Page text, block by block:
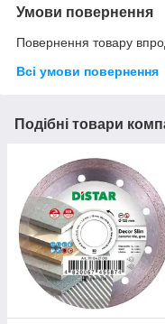
Умови повернення
Повернення товару
Всі умови повернення
Подібні товари